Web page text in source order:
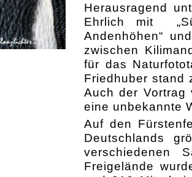
Herausragend
Ehrlich mit
Andenhöhen“
zwischen
für das
Friedhuber stand
Auch der Vortrag
eine unbekannte
Auf den
Deutschlands
verschiedenen
Freigelände